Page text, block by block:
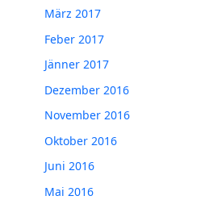
März 2017
Feber 2017
Jänner 2017
Dezember 2016
November 2016
Oktober 2016
Juni 2016
Mai 2016